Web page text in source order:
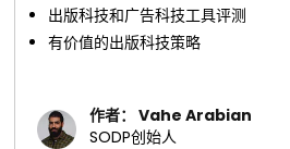
出版科技和广告科技工具评测
有价值的出版科技策略
作者： Vahe Arabian
SODP创始人